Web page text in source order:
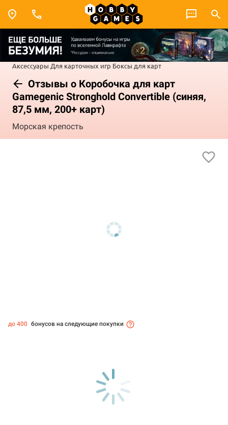
Аксессуары Для карточных игр Боксы для карт
Отзывы о Коробочка для карт
Gamegenic Stronghold Convertible (синяя,
87,5 мм, 200+ карт)
Морская крепость
до 400 бонусов на следующие покупки